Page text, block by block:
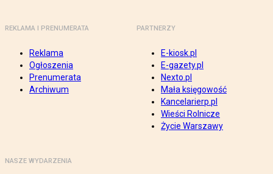
REKLAMA I PRENUMERATA
Reklama
Ogłoszenia
Prenumerata
Archiwum
PARTNERZY
E-kiosk.pl
E-gazety.pl
Nexto.pl
Mała księgowość
Kancelarierp.pl
Wieści Rolnicze
Życie Warszawy
NASZE WYDARZENIA